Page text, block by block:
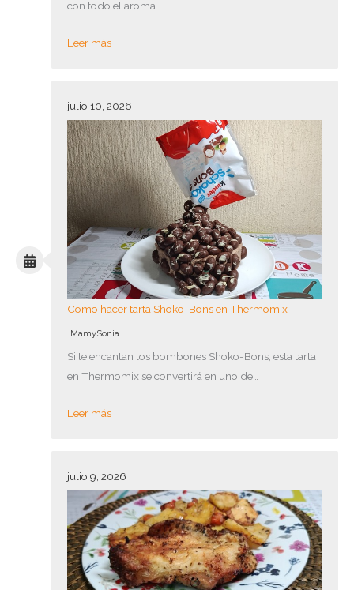
con todo el aroma…
Leer más
julio 10, 2026
Como hacer tarta Shoko-Bons en Thermomix
MamySonia
Si te encantan los bombones Shoko-Bons, esta tarta
en Thermomix se convertirá en uno de…
Leer más
julio 9, 2026